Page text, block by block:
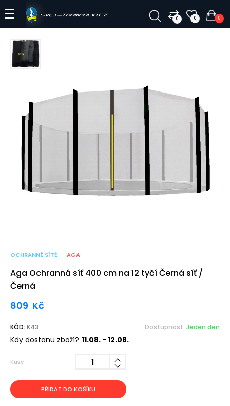
0 0 0
OCHRANNÉ SÍTĚ AGA
Aga Ochranná síť 400 cm na 12 tyčí Černá síť /
Černá
809 Kč
KÓD: K43 Dostupnost: Jeden den
Kdy dostanu zboží? 11.08. - 12.08.
Kusy
PŘIDAT DO KOŠÍKU